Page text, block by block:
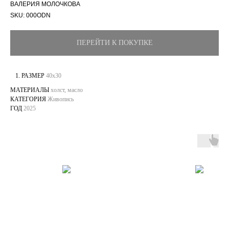
ВАЛЕРИЯ МОЛОЧКОВА
SKU: 000ODN
ПЕРЕЙТИ К ПОКУПКЕ
РАЗМЕР 40x30
МАТЕРИАЛЫ холст, масло
КАТЕГОРИЯ Живопись
ГОД 2025